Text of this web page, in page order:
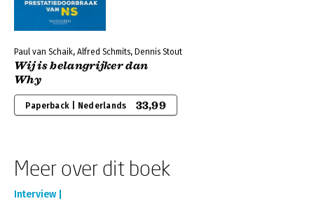
Paul van Schaik, Alfred Schmits, Dennis Stout
Wij is belangrijker dan
Why
Paperback | Nederlands 33,99
Meer over dit boek
Interview |